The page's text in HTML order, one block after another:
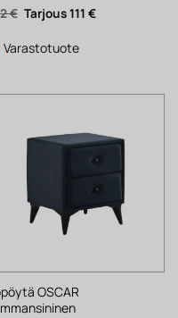
€ Alkuperäinen
hinta
142 €.
111 €Nykyinen
Varastotuote
OSCAR